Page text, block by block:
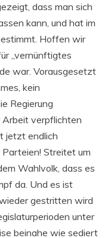
dass man sich
kann, und hat im
Hoffen wir
„vernünftigtes
war. Vorausgesetzt
kein
Regierung
verpflichten
jetzt endlich
Parteien! Streitet um
Wahlvolk, dass es
da. Und es ist
gestritten wird
unter
beinahe wie sediert